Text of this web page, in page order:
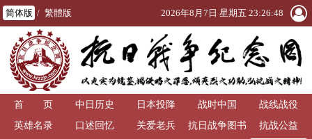
简体版 / 繁體版 2026年8月7日 星期五 23:26:48
首 页 中日历史 日本投降 战时中国
战线战役
英雄名录
口述回忆 关爱老兵
抗日战争图书
抗战公益